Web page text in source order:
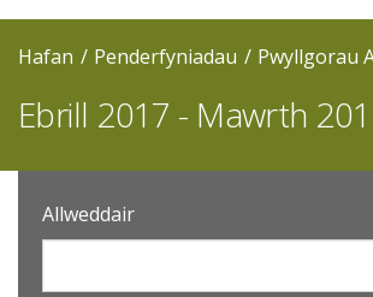
Hafan Penderfyniadau Pwyllgorau
Ebrill 2017 - Mawrth
Allweddair